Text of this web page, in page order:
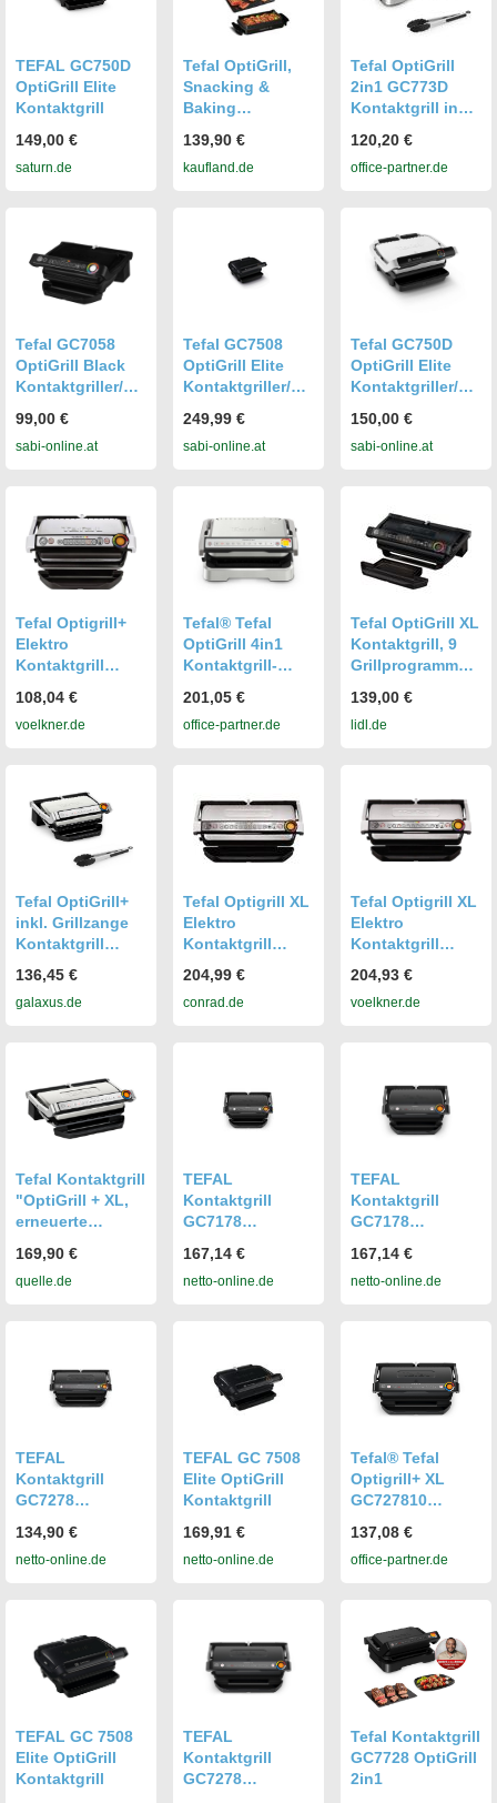
TEFAL GC750D
OptiGrill Elite
Kontaktgrill
149,00 €
saturn.de
Tefal OptiGrill,
Snacking &
Baking
Schwarz, GC
7148
139,90 €
kaufland.de
Tefal OptiGrill
2in1 GC773D
Kontaktgrill inkl.
120,20 €
office-partner.de
Tefal GC7058
OptiGrill Black
Kontaktgriller/Pla
99,00 €
sabi-online.at
Tefal GC7508
OptiGrill Elite
Kontaktgriller/Pla
249,99 €
sabi-online.at
Tefal GC750D
OptiGrill Elite
Kontaktgriller/Pla
150,00 €
sabi-online.at
Tefal Optigrill+
Elektro
Kontaktgrill
Temperaturanpa
ssung Edelstahl
108,04 €
voelkner.de
Tefal® Tefal
OptiGrill 4in1
Kontaktgrill-
schwarz/silber
GC774D10
201,05 €
office-partner.de
Tefal OptiGrill XL
Kontaktgrill, 9
Grillprogramme,
Temperaturanpa
ssung, manueller
139,00 €
lidl.de
Tefal OptiGrill+
inkl. Grillzange
Kontaktgrill
Edelstahl
(GC718D10)
136,45 €
galaxus.de
Tefal Optigrill XL
Elektro
Kontaktgrill
Temperaturanpa
ssung Edelstahl
204,99 €
conrad.de
Tefal Optigrill XL
Elektro
Kontaktgrill
Temperaturanpa
ssung Edelstahl
204,93 €
voelkner.de
Tefal Kontaktgrill
"OptiGrill + XL,
erneuerte
ge, 9
automatische
edelstahl)
169,90 €
quelle.de
TEFAL
Kontaktgrill
GC7178
167,14 €
netto-online.de
TEFAL
Kontaktgrill
GC7178
167,14 €
netto-online.de
TEFAL
Kontaktgrill
GC7278
Upgrade XL
134,90 €
netto-online.de
TEFAL GC 7508
Elite OptiGrill
Kontaktgrill
169,91 €
netto-online.de
Tefal® Tefal
Optigrill+ XL
GC727810
137,08 €
office-partner.de
TEFAL GC 7508
Elite OptiGrill
Kontaktgrill
TEFAL
Kontaktgrill
GC7278
Tefal Kontaktgrill
GC7728 OptiGrill
2in1